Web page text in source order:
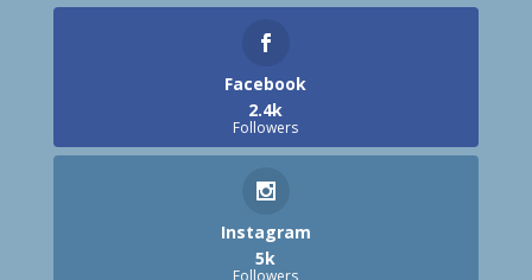
Facebook
2.4k
Followers
Instagram
5k
Followers